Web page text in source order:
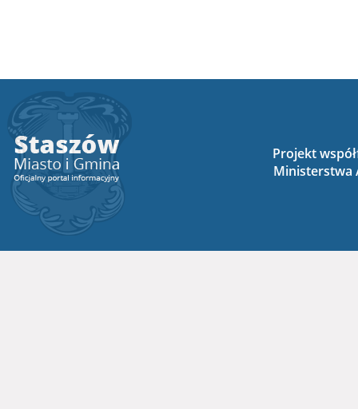
Projekt
Ministerstwa